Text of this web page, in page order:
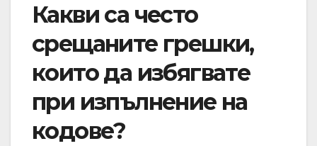
Какви са често
срещаните грешки,
които да избягвате
при изпълнение на
кодове?